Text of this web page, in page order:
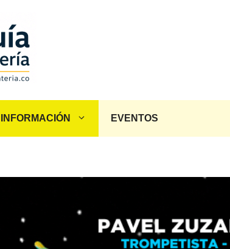
INFORMACIÓN EVENTOS